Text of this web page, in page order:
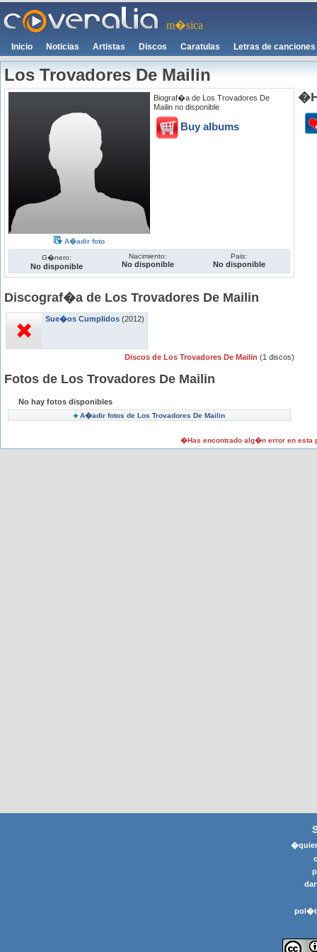
m�sica
Inicio Noticias Artistas Discos Caratulas Letras de canciones
Los Trovadores De Mailin
A�adir foto
Biograf�a de Los Trovadores De
Mailin no disponible
Buy albums
G�nero:
No disponible
Nacimiento:
No disponible
Pais:
No disponible
Discograf�a de Los Trovadores De Mailin
Sue�os Cumplidos (2012)
Discos de Los Trovadores De Mailin (1 discos)
Fotos de Los Trovadores De Mailin
No hay fotos disponibles
A�adir fotos de Los Trovadores De Mailin
�Has encontrado alg�n error en esta